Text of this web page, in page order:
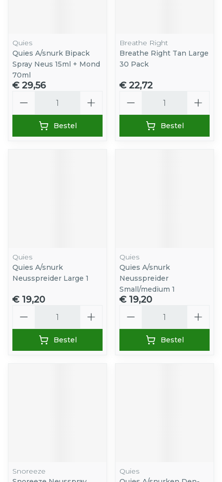
Quies
Quies A/snurk Bipack
Spray Neus 15ml + Mond
70ml
€ 29,56
Bestel
Breathe Right
Breathe Right Tan Large
30 Pack
€ 22,72
Bestel
Quies
Quies A/snurk
Neusspreider Large 1
€ 19,20
Bestel
Quies
Quies A/snurk
Neusspreider
Small/medium 1
€ 19,20
Bestel
Snoreeze
Quies